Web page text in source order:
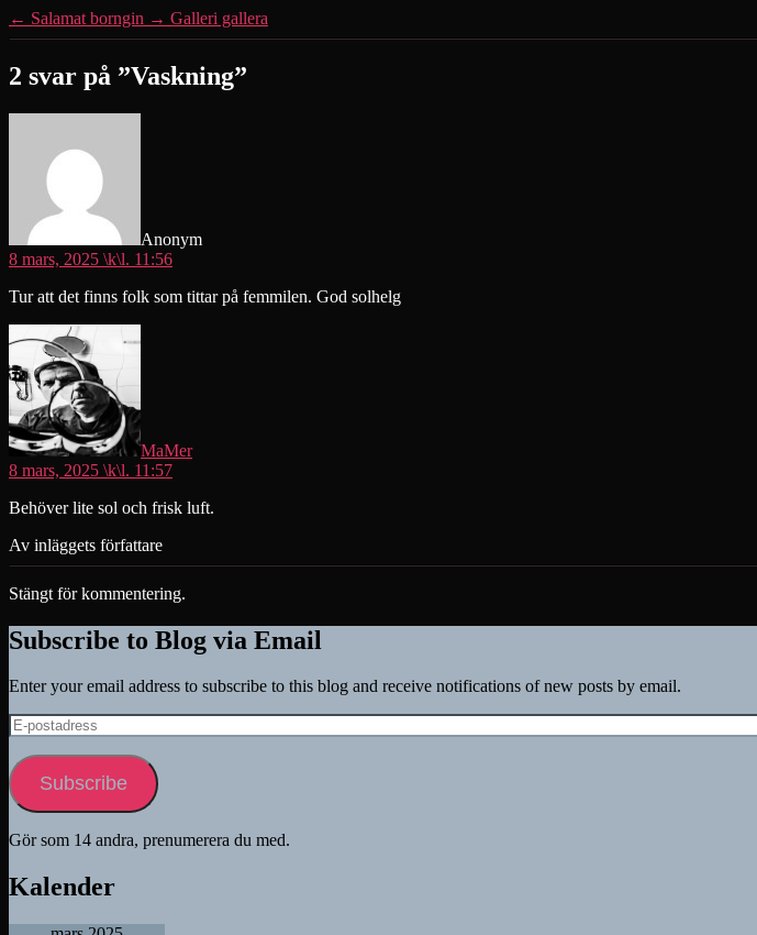
← Salamat borngin → Galleri gallera
2 svar på ”Vaskning”
Anonym
8 mars, 2025 \k\l. 11:56
Tur att det finns folk som tittar på femmilen. God solhelg
MaMer
8 mars, 2025 \k\l. 11:57
Behöver lite sol och frisk luft.
Av inläggets författare
Stängt för kommentering.
Subscribe to Blog via Email
Enter your email address to subscribe to this blog and receive notifications of new posts by email.
E-
postadress
Subscribe
Gör som 14 andra, prenumerera du med.
Kalender